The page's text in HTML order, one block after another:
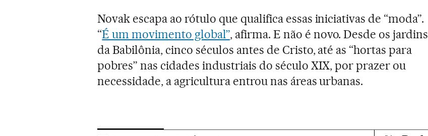
Novak escapa ao rótulo que qualifica essas iniciativas de “moda”.
“É um movimento global”, afirma. E não é novo. Desde os jardins
da Babilônia, cinco séculos antes de Cristo, até as “hortas para
pobres” nas cidades industriais do século XIX, por prazer ou
necessidade, a agricultura entrou nas áreas urbanas.